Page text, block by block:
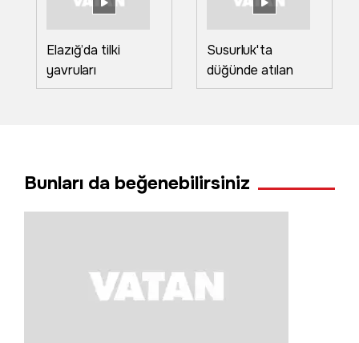
Elazığ’da tilki
yavruları
yuvalarında
Susurluk'ta
düğünde atılan
havai fişekler
Bunları da beğenebilirsiniz